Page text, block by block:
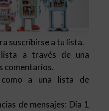
suscribirse a tu lista.
a través de una
comentarios.
como a una lista de
de mensajes: Día 1